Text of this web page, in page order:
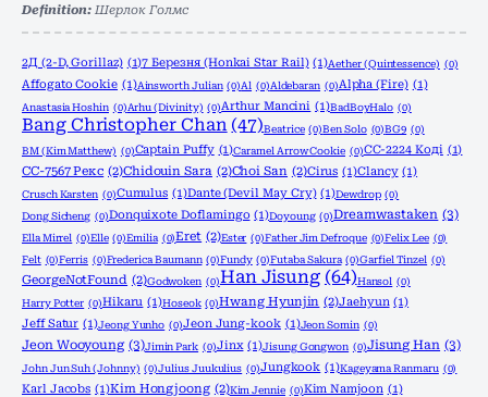
Definition: Шерлок Голмс
2Д (2-D, Gorillaz) (1)7 Березня (Honkai Star Rail) (1)Aether (Quintessence) (0)
Affogato Cookie (1)Ainsworth Julian (0)Al (0)Aldebaran (0)Alpha (Fire) (1)
Anastasia Hoshin (0)Arhu (Divinity) (0)Arthur Mancini (1)BadBoyHalo (0)
Bang Christopher Chan (47)Beatrice (0)Ben Solo (0)BG9 (0)
BM (Kim Matthew) (0)Captain Puffy (1)Caramel Arrow Cookie (0)CC-2224 Коді (1)
CC-7567 Рекс (2)Chidouin Sara (2)Choi San (2)Cirus (1)Clancy (1)
Crusch Karsten (0)Cumulus (1)Dante (Devil May Cry) (1)Dewdrop (0)
Dong Sicheng (0)Donquixote Doflamingo (1)Doyoung (0)Dreamwastaken (3)
Ella Mirrel (0)Elle (0)Emilia (0)Eret (2)Ester (0)Father Jim Defroque (0)Felix Lee (0)
Felt (0)Ferris (0)Frederica Baumann (0)Fundy (0)Futaba Sakura (0)Garfiel Tinzel (0)
GeorgeNotFound (2)Godwoken (0)Han Jisung (64)Hansol (0)
Harry Potter (0)Hikaru (1)Hoseok (0)Hwang Hyunjin (2)Jaehyun (1)
Jeff Satur (1)Jeong Yunho (0)Jeon Jung-kook (1)Jeon Somin (0)
Jeon Wooyoung (3)Jimin Park (0)Jinx (1)Jisung Gongwon (0)Jisung Han (3)
John Jun Suh (Johnny) (0)Julius Juukulius (0)Jungkook (1)Kageyama Ranmaru (0)
Karl Jacobs (1)Kim Hongjoong (2)Kim Jennie (0)Kim Namjoon (1)